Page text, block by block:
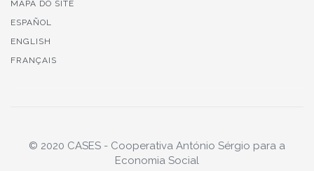
MAPA DO SITE
ESPAÑOL
ENGLISH
FRANÇAIS
© 2020 CASES - Cooperativa António Sérgio para a
Economia Social